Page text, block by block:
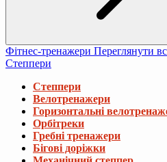
Фітнес-тренажери Переглянути
Степпери
Степпери
Велотренажери
Горизонтальні
Орбітреки
Гребні тренажери
Бігові доріжки